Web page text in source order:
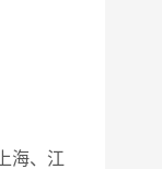
海、江